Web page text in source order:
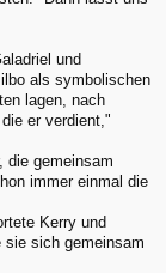
und
als symbolischen
lagen, nach
er verdient,"
die gemeinsam
immer einmal die
Kerry und
sie sich gemeinsam